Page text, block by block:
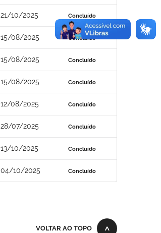
21/10/2025 Concluído
15/08/2025 Concluído
15/08/2025 Concluído
15/08/2025 Concluído
12/08/2025 Concluído
28/07/2025 Concluído
13/10/2025 Concluído
04/10/2025 Concluído
VOLTAR AO TOPO